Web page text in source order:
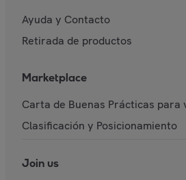
Ayuda y Contacto
Retirada de productos
Marketplace
Carta de Buenas Prácticas para
Clasificación y Posicionamiento
Join us